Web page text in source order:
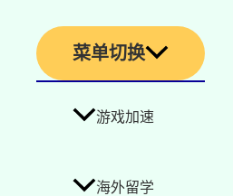
菜单切换
游戏加速
海外留学